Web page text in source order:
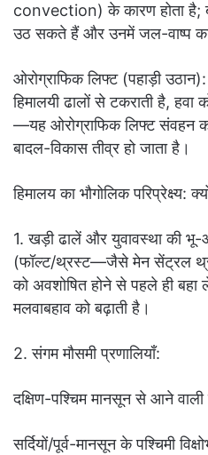
convection) के कारण होता है;
उठ सकते हैं और उनमें जल-वाष्प का
ओरोग्राफिक लिफ्ट (पहाड़ी
हिमालयी ढालों से टकराती है,
—यह ओरोग्राफिक लिफ्ट संवहन
बादल-विकास तीव्र हो जाता है।
हिमालय का भौगोलिक परिप्रेक्ष्य:
1. खड़ी ढालें और युवावस्था की
(फॉल्ट/थ्रस्ट—जैसे मेन सेंट्रल
को अवशोषित होने से पहले ही
मलवाबहाव को बढ़ाती है।
2. संगम मौसमी प्रणालियाँ:
दक्षिण-पश्चिम मानसून से आने वाली
सर्दियों/पूर्व-मानसून के पश्चिमी